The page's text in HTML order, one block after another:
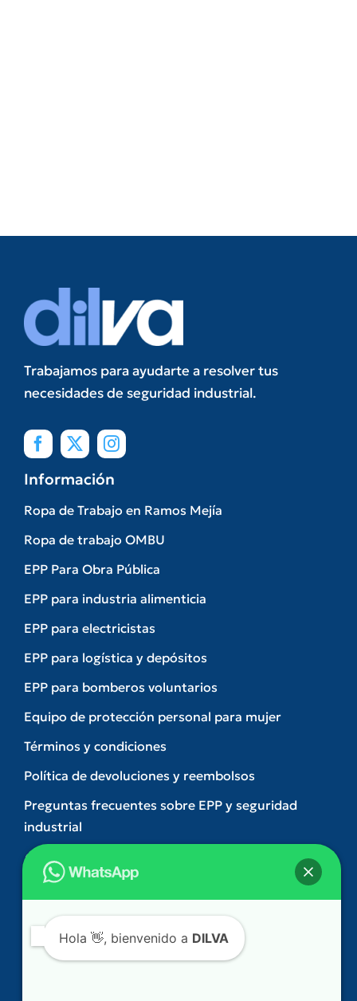
Trabajamos para ayudarte a resolver tus
necesidades de seguridad industrial.
Información
Ropa de Trabajo en Ramos Mejía
Ropa de trabajo OMBU
EPP Para Obra Pública
EPP para industria alimenticia
EPP para electricistas
EPP para logística y depósitos
EPP para bomberos voluntarios
Equipo de protección personal para mujer
Términos y condiciones
Política de devoluciones y reembolsos
Preguntas frecuentes sobre EPP y seguridad
industrial
Contacto
(+54) 11 3209-9202
(011) 5263-3074
comercial@dilva.com.ar
Hola 👋, bienvenido a DILVA